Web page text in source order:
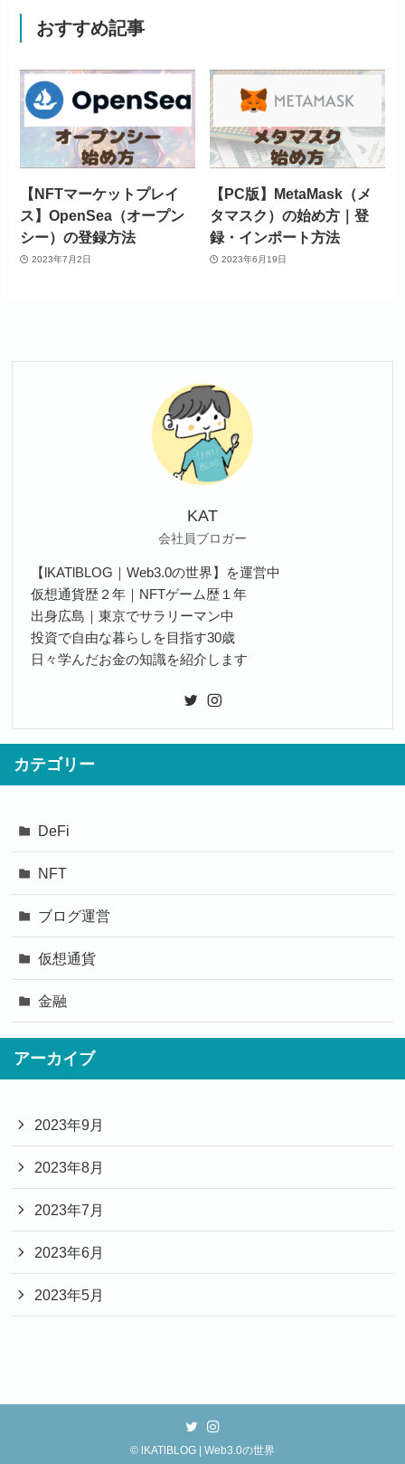
おすすめ記事
【NFTマーケットプレイ
ス】OpenSea（オープン
シー）の登録方法
2023年7月2日
【PC版】MetaMask（メ
タマスク）の始め方｜登
録・インポート方法
2023年6月19日
KAT
会社員ブロガー
【lKATlBLOG｜Web3.0の世界】を運営中
仮想通貨歴２年｜NFTゲーム歴１年
出身広島｜東京でサラリーマン中
投資で自由な暮らしを目指す30歳
日々学んだお金の知識を紹介します
カテゴリー
DeFi
NFT
ブログ運営
仮想通貨
金融
アーカイブ
2023年9月
2023年8月
2023年7月
2023年6月
2023年5月
© lKATlBLOG | Web3.0の世界